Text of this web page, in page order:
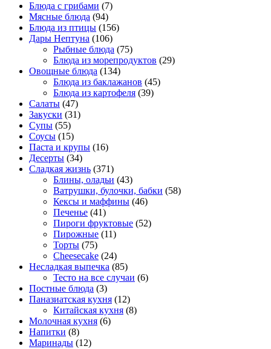
Блюда с грибами (7)
Мясные блюда (94)
Блюда из птицы (156)
Дары Нептуна (106)
Рыбные блюда (75)
Блюда из морепродуктов (29)
Овощные блюда (134)
Блюда из баклажанов (45)
Блюда из картофеля (39)
Салаты (47)
Закуски (31)
Супы (55)
Соусы (15)
Паста и крупы (16)
Десерты (34)
Сладкая жизнь (371)
Блины, оладьи (43)
Ватрушки, булочки, бабки (58)
Кексы и маффины (46)
Печенье (41)
Пироги фруктовые (52)
Пирожные (11)
Торты (75)
Cheesecake (24)
Несладкая выпечка (85)
Тесто на все случаи (6)
Постные блюда (3)
Паназиатская кухня (12)
Китайская кухня (8)
Молочная кухня (6)
Напитки (8)
Маринады (12)